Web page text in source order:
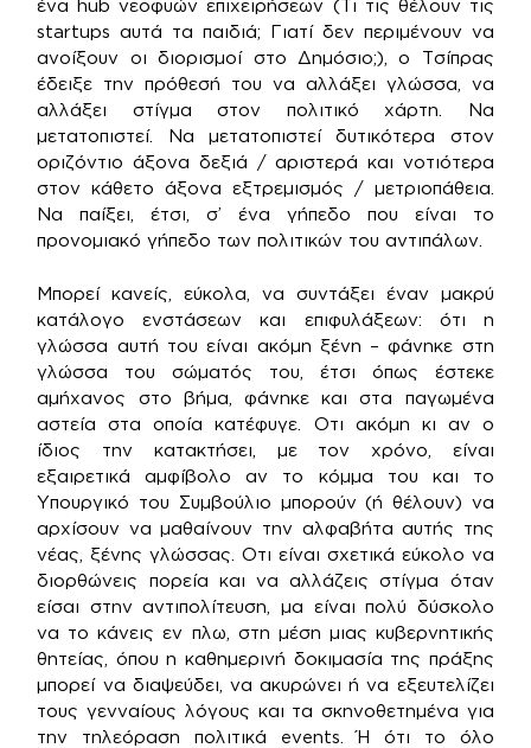
ένα hub νεοφυών επιχειρήσεων (Τι τις θέλουν τις
startups αυτά τα παιδιά; Γιατί δεν περιμένουν να
ανοίξουν οι διορισμοί στο Δημόσιο;), ο Τσίπρας
έδειξε την πρόθεσή του να αλλάξει γλώσσα, να
αλλάξει στίγμα στον πολιτικό χάρτη. Να
μετατοπιστεί. Να μετατοπιστεί δυτικότερα στον
οριζόντιο άξονα δεξιά / αριστερά και νοτιότερα
στον κάθετο άξονα εξτρεμισμός / μετριοπάθεια.
Να παίξει, έτσι, σ’ ένα γήπεδο που είναι το
προνομιακό γήπεδο των πολιτικών του αντιπάλων.
Μπορεί κανείς, εύκολα, να συντάξει έναν μακρύ
κατάλογο ενστάσεων και επιφυλάξεων: ότι η
γλώσσα αυτή του είναι ακόμη ξένη – φάνηκε στη
γλώσσα του σώματός του, έτσι όπως έστεκε
αμήχανος στο βήμα, φάνηκε και στα παγωμένα
αστεία στα οποία κατέφυγε. Οτι ακόμη κι αν ο
ίδιος την κατακτήσει, με τον χρόνο, είναι
εξαιρετικά αμφίβολο αν το κόμμα του και το
Υπουργικό του Συμβούλιο μπορούν (ή θέλουν) να
αρχίσουν να μαθαίνουν την αλφαβήτα αυτής της
νέας, ξένης γλώσσας. Οτι είναι σχετικά εύκολο να
διορθώνεις πορεία και να αλλάζεις στίγμα όταν
είσαι στην αντιπολίτευση, μα είναι πολύ δύσκολο
να το κάνεις εν πλω, στη μέση μιας κυβερνητικής
θητείας, όπου η καθημερινή δοκιμασία της πράξης
μπορεί να διαψεύδει, να ακυρώνει ή να εξευτελίζει
τους γενναίους λόγους και τα σκηνοθετημένα για
την τηλεόραση πολιτικά events. Ή ότι το όλο